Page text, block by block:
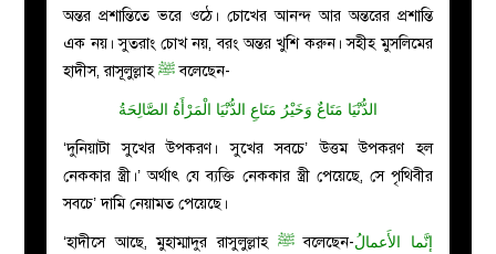
অন্তর প্রশান্তিতে ভরে ওঠে। চোখের আনন্দ আর অন্তরের প্রশান্তি
এক নয়। সুতরাং চোখ নয়, বরং অন্তর খুশি করুন। সহীহ মুসলিমের
হাদীস, রাসূলুল্লাহ
ﷺবলেছেন-
الدُّنْيَا مَتَاعٌ وَخَيْرُ مَتَاعِ الدُّنْيَا الْمَرْأَةُ الصَّالِحَةُ
‘দুনিয়াটা সুখের উপকরণ। সুখের সবচে’ উত্তম উপকরণ হল
নেককার স্ত্রী।’ অর্থাৎ যে ব্যক্তি নেককার স্ত্রী পেয়েছে, সে পৃথিবীর
সবচে’ দামি নেয়ামত পেয়েছে।
‘হাদীসে আছে, মুহাম্মাদুর রাসুলুল্লাহ ﷺবলেছেন-إنَّما الأَعمالُ